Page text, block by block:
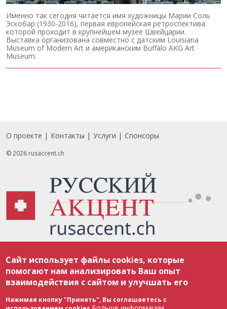
Именно так сегодня читается имя художницы Марии Соль
Эскобар (1930-2016), первая европейская ретроспектива
которой проходит в крупнейшем музее Швейцарии.
Выставка организована совместно с датским Louisiana
Museum of Modern Art и американским Buffalo AKG Art
Museum.
Footer
О проекте Контакты Услуги Спонсоры
© 2026 rusaccent.ch
соответствии с законодательством Швейцарии об авторском праве и
международными соглашениями. Полное или частичное использование
материалов возможно только с разрешения редакции. В случае полного
или частичного воспроизведения материалов сайта rusaccent.ch,
ОБЯЗАТЕЛЬНА АКТИВНАЯ ГИПЕРССЫЛКА на конкретный заимствованный
текст. Фотоизображения, размещенные редакцией rusaccent.ch, являются
ее исключительной собственностью. Полное или частичное
Сайт использует файлы cookies, которые
помогают нам анализировать Ваш опыт
взаимодействия с сайтом и улучшать его
Нажимая кнопку "Принять", Вы соглашаетесь с